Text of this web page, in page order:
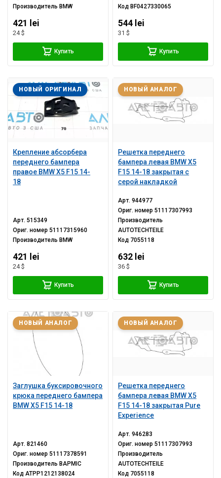
Производитель BMW
421 lei
24 $
Купить
Код BF0427330065
544 lei
31 $
Купить
Крепление абсорбера
переднего бампера
правое BMW X5 F15 14-
18
НОВЫЙ ОРИГИНАЛ
Арт.515349
Ориг. номер51117315960
Производитель BMW
421 lei
24 $
Купить
Решетка переднего
бампера левая BMW X5
F15 14-18 закрытая с
серой накладкой
НОВЫЙ АНАЛОГ
Арт.944977
Ориг. номер51117307993
Производитель
AUTOTECHTEILE
Код 7055118
632 lei
36 $
Купить
Заглушка буксировочного
крюка переднего бампера
BMW X5 F15 14-18
НОВЫЙ АНАЛОГ
Арт.821460
Ориг. номер51117378591
Производитель BAPMIC
КодATPP1212138024
Решетка переднего
бампера левая BMW X5
F15 14-18 закрытая Pure
Experience
НОВЫЙ АНАЛОГ
Арт.946283
Ориг. номер51117307993
Производитель
AUTOTECHTEILE
Код 7055118